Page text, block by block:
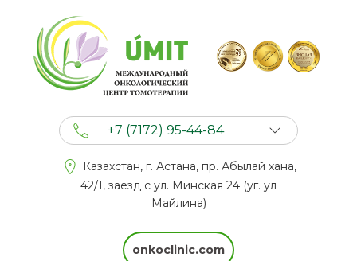
+7 (7172) 95-44-84
+7 (777) 201 44 44
Казахстан, г. Астана, пр. Абылай хана,
42/1, заезд с ул. Минская 24 (уг. ул
Майлина)
onkoclinic.com